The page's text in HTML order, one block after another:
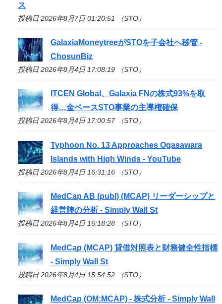
ス
投稿日 2026年8月7日 01:20:51 （STO）
GalaxiaMoneytreeがSTOを子会社へ移管 -
ChosunBiz
投稿日 2026年8月4日 17:08:19 （STO）
ITCEN Global、Galaxia FNの株式93%を取
得…金ベースSTO事業の主導権確保
投稿日 2026年8月4日 17:00:57 （STO）
Typhoon No. 13 Approaches Ogasawara
Islands with High Winds - YouTube
投稿日 2026年8月4日 16:31:16 （STO）
MedCap AB (publ) (MCAP) リーダーシップと
経営陣の分析 - Simply Wall St
投稿日 2026年8月4日 16:18:28 （STO）
MedCap (MCAP) 貸借対照表と財務健全性指標
- Simply Wall St
投稿日 2026年8月4日 15:54:52 （STO）
MedCap (OM:MCAP) - 株式分析 - Simply Wall